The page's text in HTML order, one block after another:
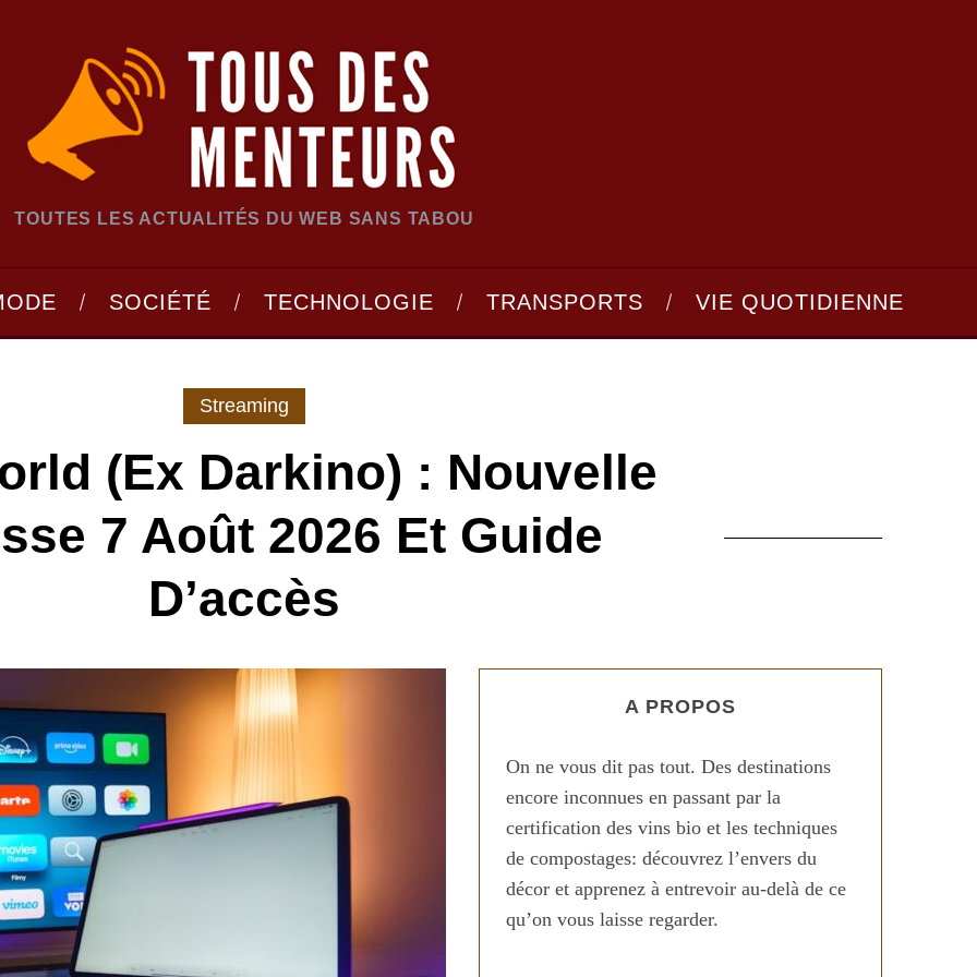
TOUTES LES ACTUALITÉS DU WEB SANS TABOU
SOCIÉTÉ TECHNOLOGIE TRANSPORTS VIE QUOTIDIENNE
Streaming
(ex Darkino) : Nouvelle
7 Août 2026 Et Guide
D’accès
A PROPOS
On ne vous dit pas tout. Des destinations
encore inconnues en passant par la
certification des vins bio et les techniques
de compostages: découvrez l’envers du
décor et apprenez à entrevoir au-delà de ce
qu’on vous laisse regarder.